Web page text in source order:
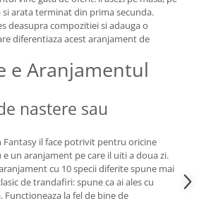
arata terminat din prima secunda.
deasupra compozitiei si adauga o
diferentiaza acest aranjament de
e Aranjamentul
nastere sau
il face potrivit pentru oricine
un aranjament pe care il uiti a doua zi.
cu 10 specii diferite spune mai
de trandafiri: spune ca ai ales cu
Functioneaza la fel de bine de